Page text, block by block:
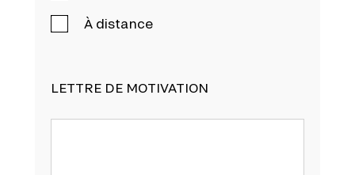
À distance
LETTRE DE MOTIVATION